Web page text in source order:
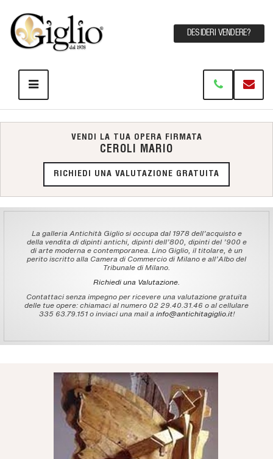
DESIDERI VENDERE?
VENDI LA TUA OPERA FIRMATA
CEROLI MARIO
RICHIEDI UNA VALUTAZIONE GRATUITA
La galleria Antichità Giglio si occupa dal 1978 dell'acquisto e
della vendita di dipinti antichi, dipinti dell'800, dipinti del '900 e
di arte moderna e contemporanea. Lino Giglio, il titolare, è un
perito iscritto alla Camera di Commercio di Milano e all'Albo del
Tribunale di Milano.
Richiedi una Valutazione.
Contattaci senza impegno per ricevere una valutazione gratuita
delle tue opere: chiamaci al numero 02 29.40.31.46 o al cellulare
335 63.79.151 o inviaci una mail a info@antichitagiglio.it!